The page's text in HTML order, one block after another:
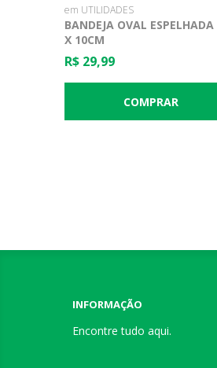
em UTILIDADES
BANDEJA OVAL
X 10CM
R$ 29,99
INFORMAÇÃO
Encontre tudo aqui.